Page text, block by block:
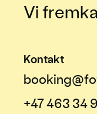
Vi
Kontakt
+47 463 34